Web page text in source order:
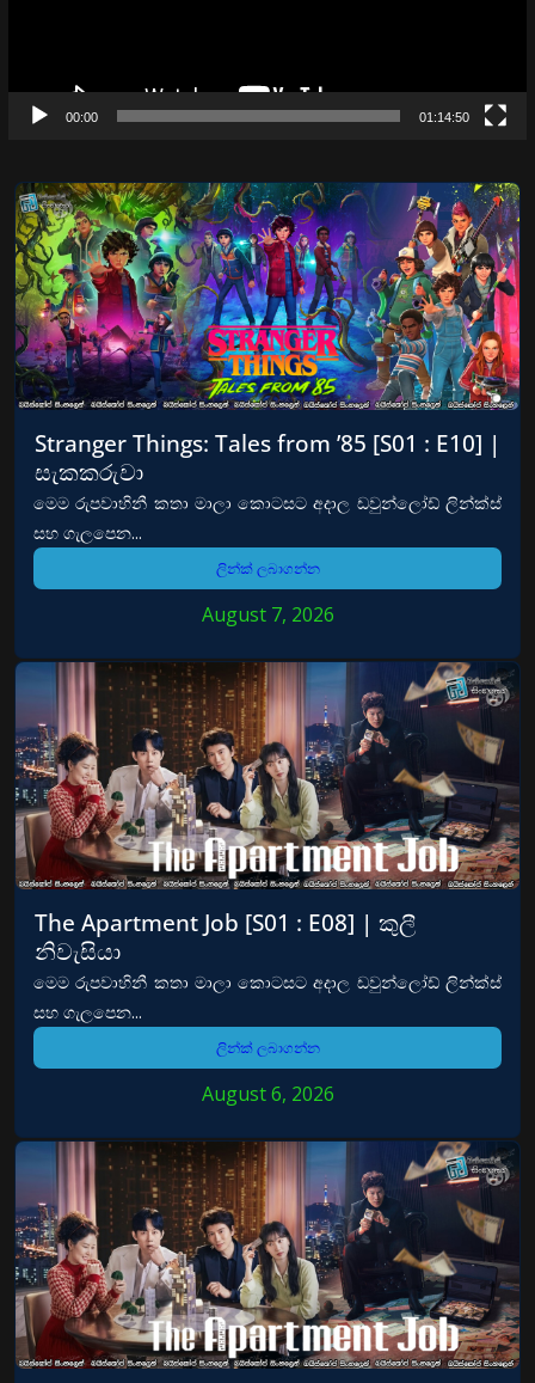
00:00 01:14:50
Stranger Things: Tales from ’85 [S01 : E10] |
සැකකරුවා
මෙම රුපවාහිනී කතා මාලා කොටසට අදාල ඩවුන්ලෝඩ් ලින්ක්ස්
සහ ගැලපෙන...
ලින්ක් ලබාගන්න
August 7, 2026
The Apartment Job [S01 : E08] | කුලී
නිවැසියා
මෙම රුපවාහිනී කතා මාලා කොටසට අදාල ඩවුන්ලෝඩ් ලින්ක්ස්
සහ ගැලපෙන...
ලින්ක් ලබාගන්න
August 6, 2026